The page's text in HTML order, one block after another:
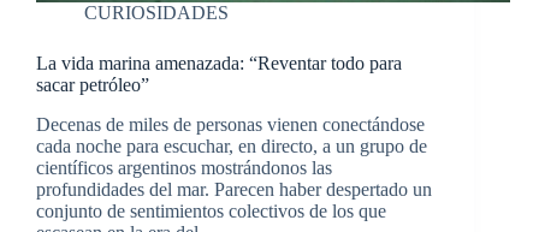
CURIOSIDADES
La vida marina amenazada: “Reventar todo para
sacar petróleo”
Decenas de miles de personas vienen conectándose
cada noche para escuchar, en directo, a un grupo de
científicos argentinos mostrándonos las
profundidades del mar. Parecen haber despertado un
conjunto de sentimientos colectivos de los que